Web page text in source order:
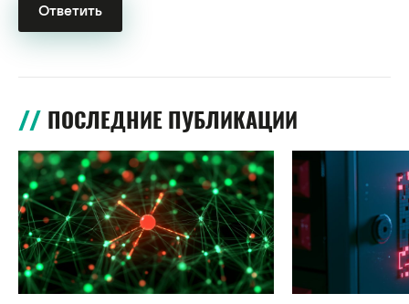
ПОСЛЕДНИЕ ПУБЛИКАЦИИ